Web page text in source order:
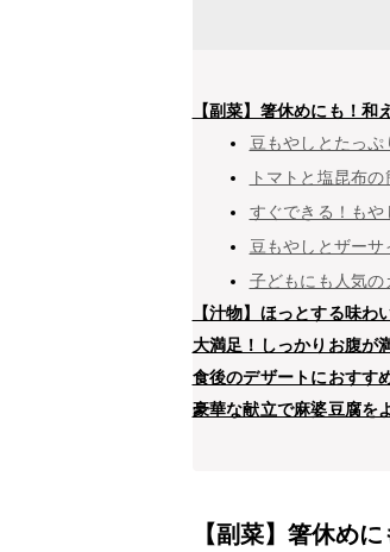
【副菜】箸休めにも！和
豆もやしとたっ
トマトと塩昆布
すぐできる！も
豆もやしとザーサ
子どもにも人気
【汁物】ほっとする味わ
大満足！しっかりお腹が
食後のデザートにおすす
豪華な献立で麻婆豆腐を
【副菜】箸休め